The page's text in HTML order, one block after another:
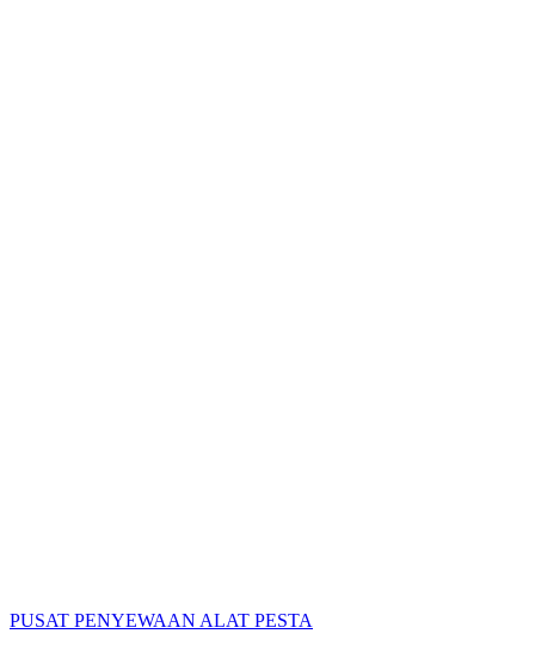
PUSAT PENYEWAAN ALAT PESTA